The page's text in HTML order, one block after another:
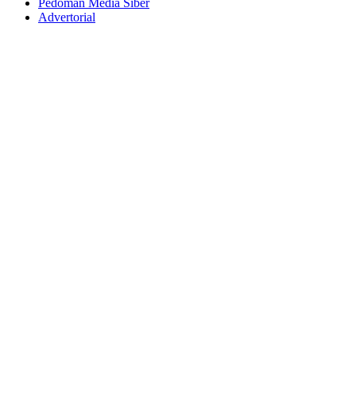
Pedoman Media Siber
Advertorial